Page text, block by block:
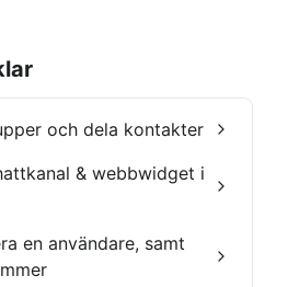
och dela kontakter
& webbwidget i
en användare, samt